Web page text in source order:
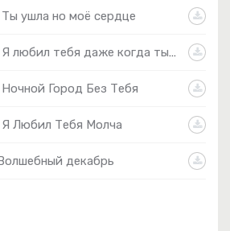
Ты ушла но моё сердце
Я любил тебя даже когда ты уходила
Ночной Город Без Тебя
Я Любил Тебя Молча
декабрь